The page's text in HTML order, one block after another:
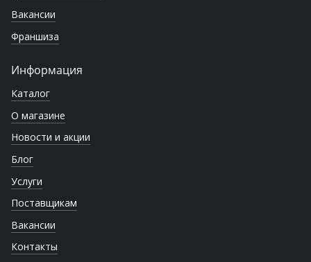
Вакансии
Франшиза
Информация
Каталог
О магазине
Новости и акции
Блог
Услуги
Поставщикам
Вакансии
Контакты